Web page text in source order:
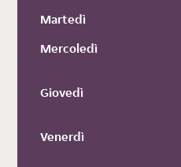
Martedì
Mercoledì
Giovedì
Venerdì